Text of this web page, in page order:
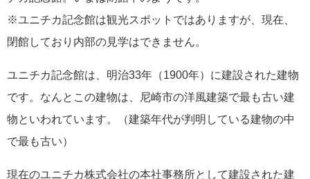
※ユニチカ記念館は観光スポットではありますが、現在、
閉館しており内部の見学はできません。
ユニチカ記念館は、明治33年（1900年）に建設された建物
です。なんとこの建物は、尼崎市の洋風建築で最も古い建
物といわれています。（建築年代が判明している建物の中
で最も古い）
現在のユニチカ株式会社の本社事務所として建設された建